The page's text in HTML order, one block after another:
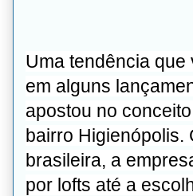
Uma tendência
em alguns
apostou no
bairro Higienópolis.
brasileira, a
por lofts até a